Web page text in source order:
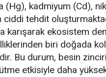
(Hg), kadmiyum (Cd),
ciddi tehdit
karışarak ekosistem
biri doğada
Bu durum, besin
etkisiyle daha